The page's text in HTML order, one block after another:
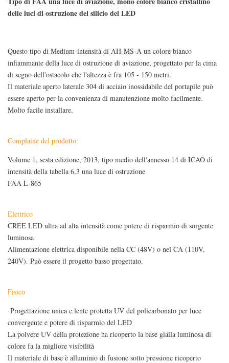
delle luci di ostruzione del silicio del LED
Questo tipo di Medium-intensità di AH-MS-A un colore bianco
infiammante della luce di ostruzione di aviazione, progettato per la cima
di segno dell'ostacolo che l'altezza è fra 105 - 150 metri.
Il materiale aperto laterale 304 di acciaio inossidabile del portapile può
essere aperto per la convenienza di manutenzione molto facilmente.
Molto facile installare.
Complaine del prodotto:
Volume 1, sesta edizione, 2013, tipo medio dell'annesso 14 di ICAO di
intensità della tabella 6,3 una luce di ostruzione
FAA L-865
Elettrico
CREE LED ultra ad alta intensità come potere di risparmio di sorgente
luminosa
Alimentazione elettrica disponibile nella CC (48V) o nel CA (110V,
240V). Può essere il progetto basso progettato.
Fisico
Progettazione unica e lente protetta UV del policarbonato per luce
convergente e potere di risparmio del LED
La polvere UV della protezione ha ricoperto la base gialla luminosa di
colore fa la migliore visibilità
Il materiale di base è alluminio di fusione sotto pressione ricoperto